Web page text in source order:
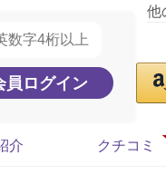
他
介 クチコミ